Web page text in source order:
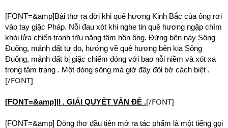
[FONT=&amp]Bài thơ ra đời khi quê hương Kinh Bắc của ông rơi
vào tay giặc Pháp. Nỗi đau xót khi nghe tin quê hương ngập chìm
khói lửa chiến tranh trĩu nặng tâm hồn ông. Đứng bên này Sông
Đuống, mảnh đất tự do, hướng về quê hương bên kia Sông
Đuống, mảnh đất bị giặc chiếm đóng với bao nỗi niềm và xót xa
trong tâm trạng . Một dòng sông mà giờ đây đôi bờ cách biệt .
[/FONT]
[FONT=&amp]II . GIẢI QUYẾT VẤN ĐỀ .[/FONT]
[FONT=&amp] Dòng thơ đầu tiên mở ra tác phẩm là một tiếng gọi